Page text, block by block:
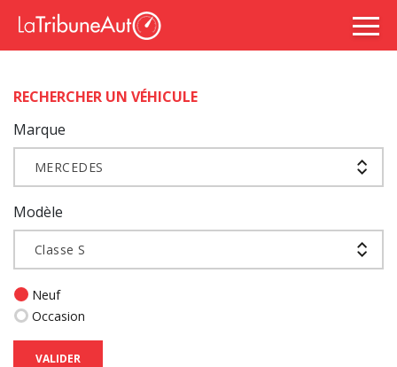
RECHERCHER UN VÉHICULE
Marque
MERCEDES
Modèle
Classe S
Neuf
Occasion
VALIDER